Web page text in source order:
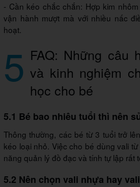
- Cần kéo chắc chắn: Hợp kim
vận hành mượt mà với nhiều nấc
hoạt.
5 FAQ: Những câu
và kinh nghiệm
học cho bé
5.1 Bé bao nhiêu tuổi thì nên
Thông thường, các bé từ 3 tuổi trở
kéo loại nhỏ. Việc cho bé dùng vali
năng quản lý đồ đạc và tính tự lập rất
5.2 Nên chọn vali nhựa hay